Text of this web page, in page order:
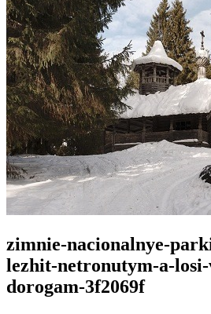
zimnie-nacionalnye-
lezhit-netronutym-a-
dorogam-3f2069f